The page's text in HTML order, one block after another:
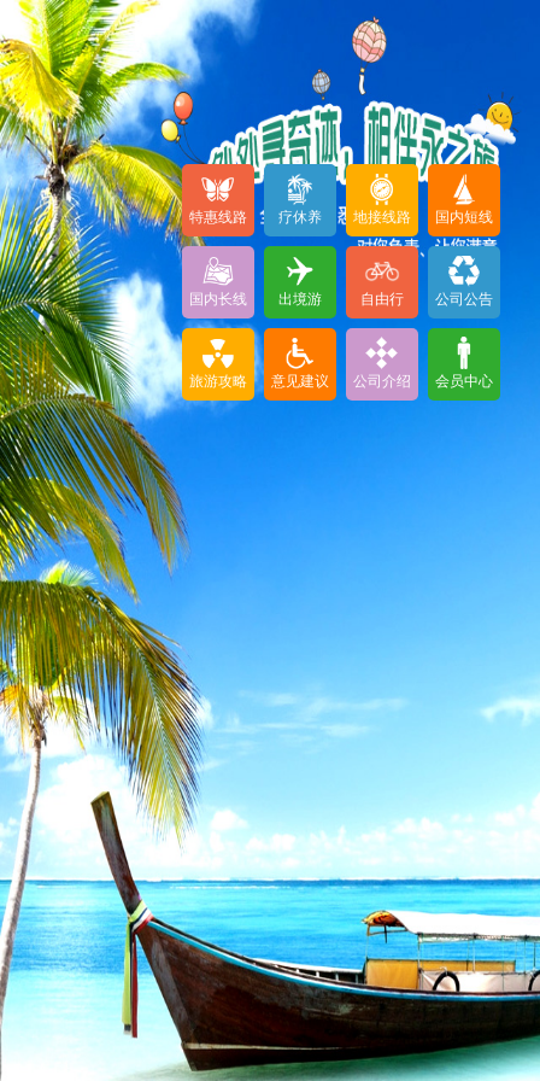
特惠线路 疗休养 地接线路 国内短线
国内长线 出境游 自由行 公司公告
旅游攻略 意见建议 公司介绍 会员中心